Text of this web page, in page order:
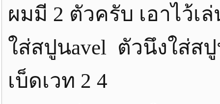
ผมมี 2 ตัวครับ เอาไว้เ
ใส่สปูนavel ตัวนึงใส่ส
เบ็ดเวท 2 4